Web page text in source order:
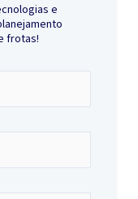
e
frotas!